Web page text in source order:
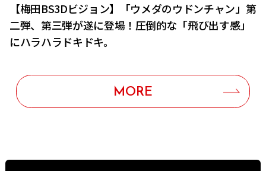
【梅田BS3Dビジョン】「ウメダのウドンチャン」第
二弾、第三弾が遂に登場！圧倒的な「飛び出す感」
にハラハラドキドキ。
MORE